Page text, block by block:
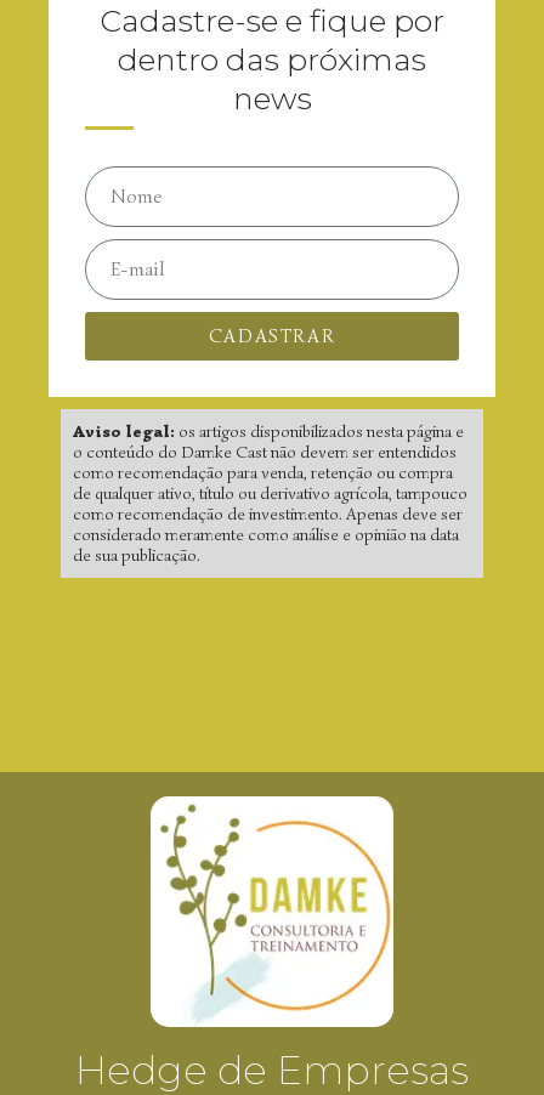
Cadastre-se e fique por
dentro das próximas
news
CADASTRAR
Aviso legal: os artigos disponibilizados nesta página e
o conteúdo do Damke Cast não devem ser entendidos
como recomendação para venda, retenção ou compra
de qualquer ativo, título ou derivativo agrícola, tampouco
como recomendação de investimento. Apenas deve ser
considerado meramente como análise e opinião na data
de sua publicação.
Hedge de Empresas